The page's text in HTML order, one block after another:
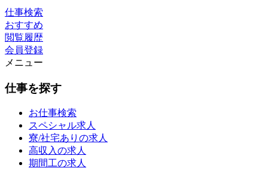
仕事検索
おすすめ
閲覧履歴
会員登録
メニュー
仕事を探す
お仕事検索
スペシャル求人
寮/社宅ありの求人
高収入の求人
期間工の求人